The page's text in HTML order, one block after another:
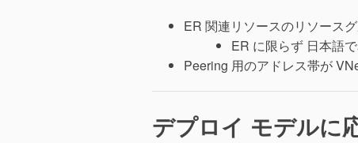
ER 関連リソースのリソース
ER に限らず 日本語
Peering 用のアドレス帯が
デプロイ モデルに